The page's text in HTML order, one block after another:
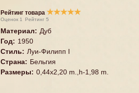
Рейтинг товара ★★★★★
Оценок 1 Рейтинг 5
Материал: Дуб
Год: 1950
Стиль: Луи-Филипп I
Страна: Бельгия
Размеры: 0,44x2,20 m.,h-1,98 m.